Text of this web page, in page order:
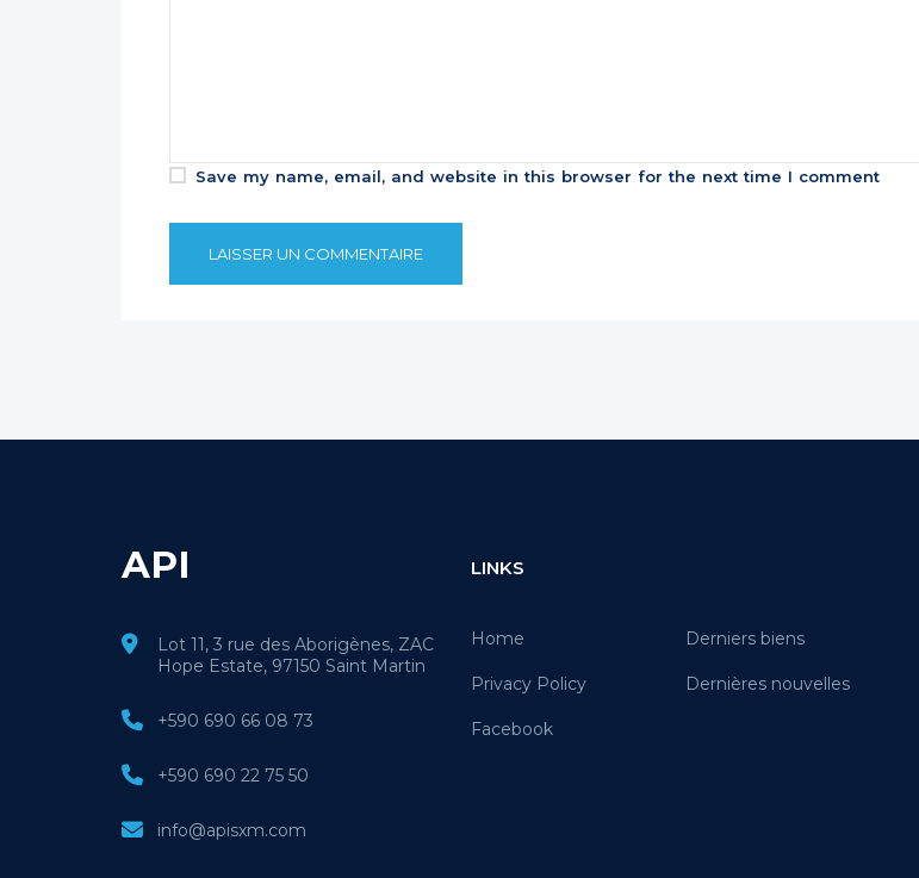
Save my name, email, and website in this browser for the next time I comment
API
Lot 11, 3 rue des Aborigènes, ZAC
Hope Estate, 97150 Saint Martin
+590 690 66 08 73
+590 690 22 75 50
info@apisxm.com
LINKS
Home Derniers biens
Privacy Policy Dernières nouvelles
Facebook